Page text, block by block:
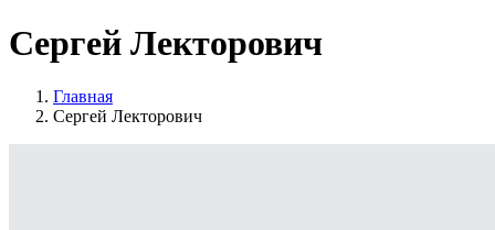
Сергей Лекторович
Главная
Сергей Лекторович